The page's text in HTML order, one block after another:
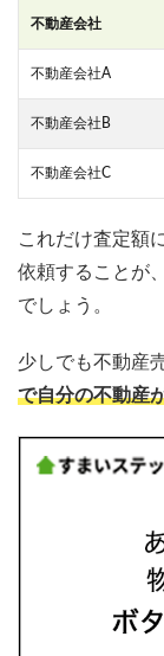
不動産会社
不動産会社A
不動産会社B
不動産会社C
これだけ査定額
依頼することが
でしょう。
少しでも不動産
で自分の不動産